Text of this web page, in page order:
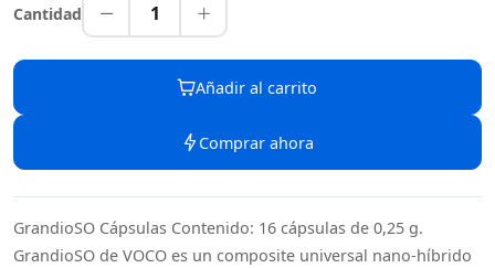
Cantidad 1
Añadir al carrito
Comprar ahora
GrandioSO Cápsulas Contenido: 16 cápsulas de 0,25 g.
GrandioSO de VOCO es un composite universal nano-híbrido